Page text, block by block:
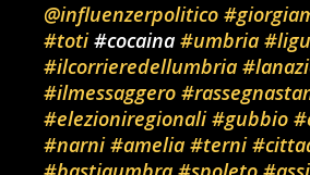
@influenzerpolitico
#toti#cocaina #umbria
#ilcorrieredellumbria
#ilmessaggero
#elezioniregionali #gubbio
#narni #amelia #terni